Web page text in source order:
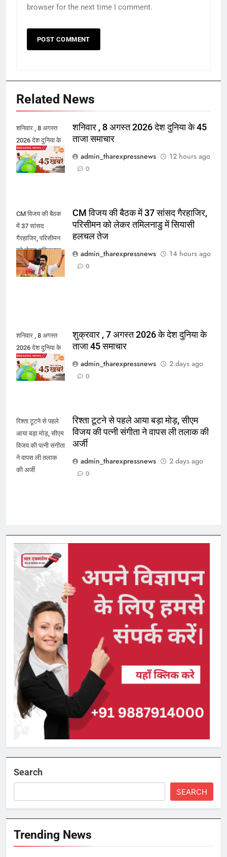
browser for the next time I comment.
Related News
शनिवार , 8 अगस्त
2026 देश दुनिया के
45 ताजा समाचार
शनिवार , 8 अगस्त 2026 देश दुनिया के 45
ताजा समाचार
admin_tharexpressnews
12 hours ago
0
CM विजय की बैठक
में 37 सांसद
गैरहाजिर, परिसीमन
को लेकर तमिलनाडु
में सियासी हलचल
तेज
CM विजय की बैठक में 37 सांसद गैरहाजिर,
परिसीमन को लेकर तमिलनाडु में सियासी
हलचल तेज
admin_tharexpressnews
14 hours ago
0
शनिवार , 8 अगस्त
2026 देश दुनिया के
45 ताजा समाचार
शुक्रवार , 7 अगस्त 2026 के देश दुनिया के
ताजा 45 समाचार
admin_tharexpressnews
2 days ago
0
रिश्ता टूटने से पहले
आया बड़ा मोड़, सीएम
विजय की पत्नी संगीता
ने वापस ली तलाक
की अर्जी
रिश्ता टूटने से पहले आया बड़ा मोड़, सीएम
विजय की पत्नी संगीता ने वापस ली तलाक की
अर्जी
admin_tharexpressnews
2 days ago
0
Search
SEARCH
Trending News